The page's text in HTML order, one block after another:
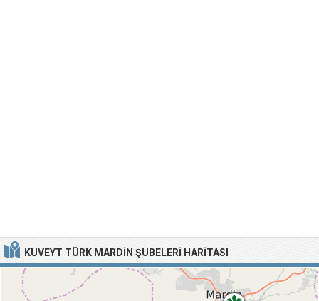
KUVEYT TÜRK MARDIN ŞUBELERI HARITASI